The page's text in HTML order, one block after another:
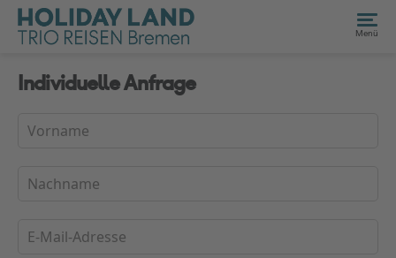
Menü
Individuelle Anfrage